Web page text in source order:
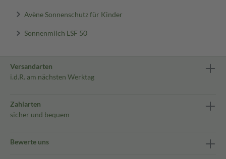
Avène Sonnenschutz für Kinder
Sonnenmilch LSF 50
Versandarten
i.d.R. am nächsten Werktag
Zahlarten
sicher und bequem
Bewerte uns